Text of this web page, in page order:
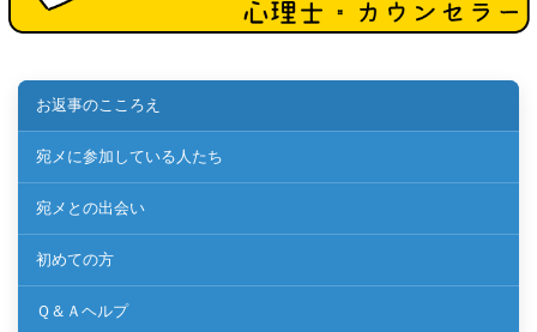
お返事のこころえ
宛メに参加している人たち
宛メとの出会い
初めての方
Ｑ＆Ａヘルプ